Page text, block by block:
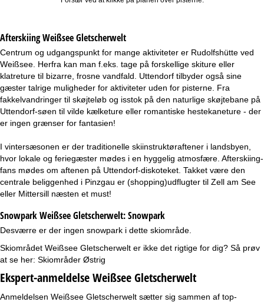
Afterskiing Weißsee Gletscherwelt
Centrum og udgangspunkt for mange aktiviteter er Rudolfshütte ved
Weißsee. Herfra kan man f.eks. tage på forskellige skiture eller
klatreture til bizarre, frosne vandfald. Uttendorf tilbyder også sine
gæster talrige muligheder for aktiviteter uden for pisterne. Fra
fakkelvandringer til skøjteløb og isstok på den naturlige skøjtebane på
Uttendorf-søen til vilde kælketure eller romantiske hestekaneture - der
er ingen grænser for fantasien!
I vintersæsonen er der traditionelle skiinstruktøraftener i landsbyen,
hvor lokale og feriegæster mødes i en hyggelig atmosfære. Afterskiing-
fans mødes om aftenen på Uttendorf-diskoteket. Takket være den
centrale beliggenhed i Pinzgau er (shopping)udflugter til Zell am See
eller Mittersill næsten et must!
Snowpark Weißsee Gletscherwelt:Snowpark
Desværre er der ingen snowpark i dette skiområde.
Skiområdet Weißsee Gletscherwelt er ikke det rigtige for dig? Så prøv
at se her: Skiområder Østrig
Ekspert-anmeldelse Weißsee Gletscherwelt
Anmeldelsen Weißsee Gletscherwelt sætter sig sammen af top-